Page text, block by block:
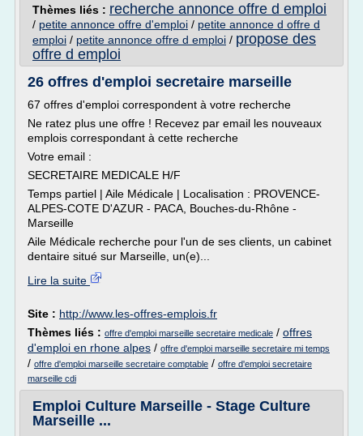
Thèmes liés : recherche annonce offre d emploi
/ petite annonce offre d'emploi / petite annonce d offre d
emploi / petite annonce offre d emploi / propose des
offre d emploi
26 offres d'emploi secretaire marseille
67 offres d'emploi correspondent à votre recherche
Ne ratez plus une offre ! Recevez par email les nouveaux
emplois correspondant à cette recherche
Votre email :
SECRETAIRE MEDICALE H/F
Temps partiel | Aile Médicale | Localisation : PROVENCE-
ALPES-COTE D'AZUR - PACA, Bouches-du-Rhône -
Marseille
Aile Médicale recherche pour l'un de ses clients, un cabinet
dentaire situé sur Marseille, un(e)...
Lire la suite
Site : http://www.les-offres-emplois.fr
Thèmes liés : offre d'emploi marseille secretaire medicale / offres
d'emploi en rhone alpes / offre d'emploi marseille secretaire mi temps
/ offre d'emploi marseille secretaire comptable / offre d'emploi secretaire
marseille cdi
Emploi Culture Marseille - Stage Culture
Marseille ...